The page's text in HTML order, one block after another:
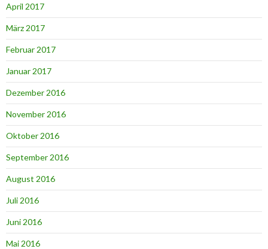
April 2017
März 2017
Februar 2017
Januar 2017
Dezember 2016
November 2016
Oktober 2016
September 2016
August 2016
Juli 2016
Juni 2016
Mai 2016